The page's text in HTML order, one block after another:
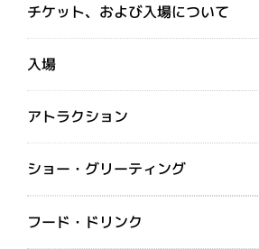
チケット、および入場について
入場
アトラクション
ショー・グリーティング
フード・ドリンク